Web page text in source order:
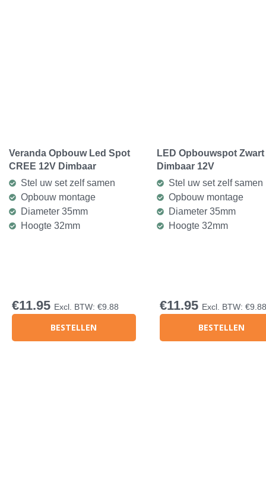
Veranda Opbouw Led Spot
CREE 12V Dimbaar
Stel uw set zelf samen
Opbouw montage
Diameter 35mm
Hoogte 32mm
€11.95 Excl. BTW: €9.88
BESTELLEN
LED Opbouwspot Zwart
Dimbaar 12V
Stel uw set zelf samen
Opbouw montage
Diameter 35mm
Hoogte 32mm
€11.95 Excl. BTW: €9.88
BESTELLEN